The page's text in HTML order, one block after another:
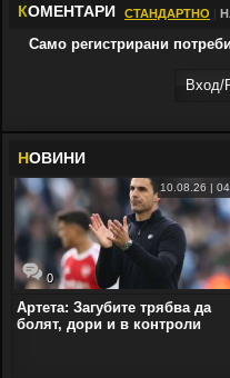
КОМЕНТАРИ СТАНДАРТНО
Само регистрирани
Вход/
НОВИНИ
0
10.08.26 |
Артета: Загубите трябва да
болят, дори и в контроли